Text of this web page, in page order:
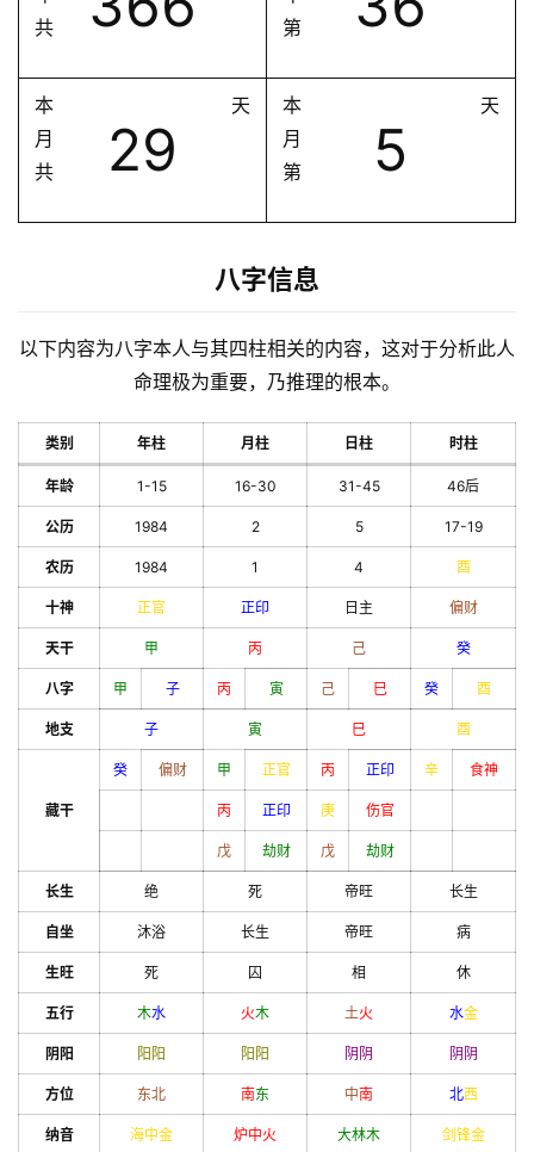
共
第
本
月
共
29
天
本
月
第
5
天
八字信息
以下内容为八字本人与其四柱相关的内容，这对于分析此人
命理极为重要，乃推理的根本。
类别 年柱 月柱 日柱 时柱
年龄 1-15 16-30 31-45 46后
公历 1984 2 5 17-19
农历 1984 1 4 酉
十神 正官 正印 日主 偏财
天干 甲 丙 己 癸
八字 甲 子 丙 寅 己 巳 癸 酉
地支 子 寅 巳 酉
藏干
癸 偏财 甲 正官 丙 正印 辛 食神
丙 正印 庚 伤官
戊 劫财 戊 劫财
长生 绝 死 帝旺 长生
自坐 沐浴 长生 帝旺 病
生旺 死 囚 相 休
五行 木水 火木 土火 水金
阴阳 阳 阳 阳 阳 阴 阴 阴 阴
方位 东北 南东 中南 北西
纳音 海中金 炉中火 大林木 剑锋金